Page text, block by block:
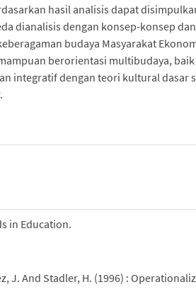
hasil analisis dapat
dianalisis dengan konsep-konsep
budaya Masyarakat
berorientasi multibudaya, baik
integratif dengan teori kultural dasar
in Education.
J. And Stadler, H. (1996) :